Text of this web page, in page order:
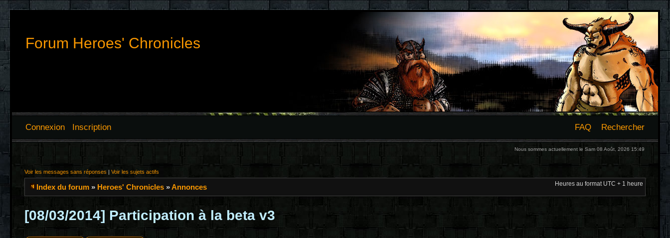
Forum Heroes' Chronicles
Connexion Inscription FAQ Rechercher
Nous sommes actuellement le Sam 08 Août, 2026 15:49
Voir les messages sans réponses | Voir les sujets actifs
Index du forum » Heroes' Chronicles »Annonces Heures au format UTC + 1 heure
[08/03/2014] Participation à la beta v3